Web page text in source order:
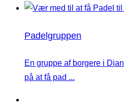
Padelgruppen
En gruppe af borgere i
på at få pad ...